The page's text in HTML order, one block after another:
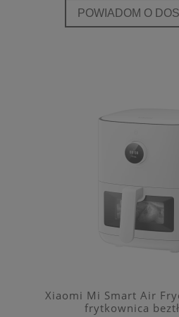
POWIADOM O
Xiaomi Mi Smart Air
frytkownica